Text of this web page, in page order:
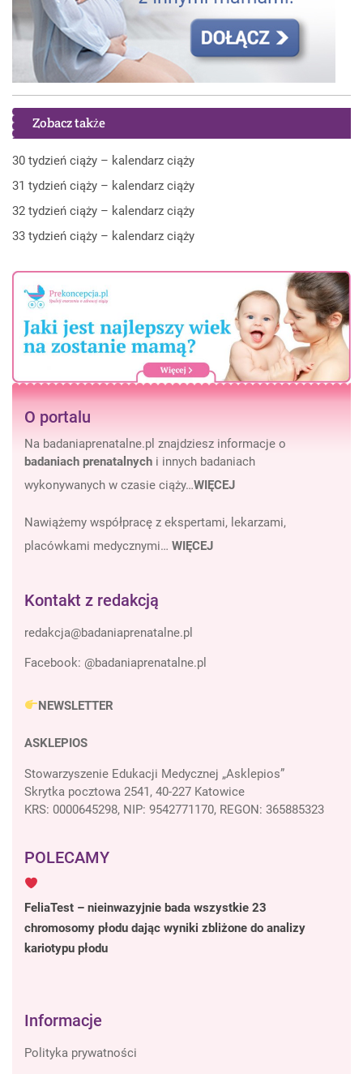
Zobacz także
30 tydzień ciąży – kalendarz ciąży
31 tydzień ciąży – kalendarz ciąży
32 tydzień ciąży – kalendarz ciąży
33 tydzień ciąży – kalendarz ciąży
O portalu
Na badaniaprenatalne.pl znajdziesz informacje o
badaniach prenatalnych i innych badaniach
wykonywanych w czasie ciąży…WIĘCEJ
Nawiążemy współpracę z ekspertami, lekarzami,
placówkami medycznymi… WIĘCEJ
Kontakt z redakcją
Facebook: @badaniaprenatalne.pl
NEWSLETTER
ASKLEPIOS
Stowarzyszenie Edukacji Medycznej „Asklepios”
Skrytka pocztowa 2541, 40-227 Katowice
KRS: 0000645298, NIP: 9542771170, REGON: 365885323
POLECAMY
FeliaTest – nieinwazyjnie bada wszystkie 23
chromosomy płodu dając wyniki zbliżone do analizy
kariotypu płodu
Informacje
Polityka prywatności